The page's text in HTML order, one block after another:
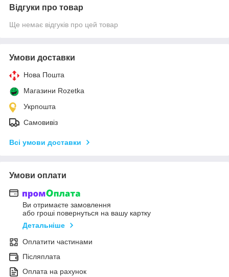
Відгуки про товар
Ще немає відгуків про цей товар
Умови доставки
Нова Пошта
Магазини Rozetka
Укрпошта
Самовивіз
Всі умови доставки
Умови оплати
Ви отримаєте замовлення
або гроші повернуться на вашу картку
Детальніше
Оплатити частинами
Післяплата
Оплата на рахунок